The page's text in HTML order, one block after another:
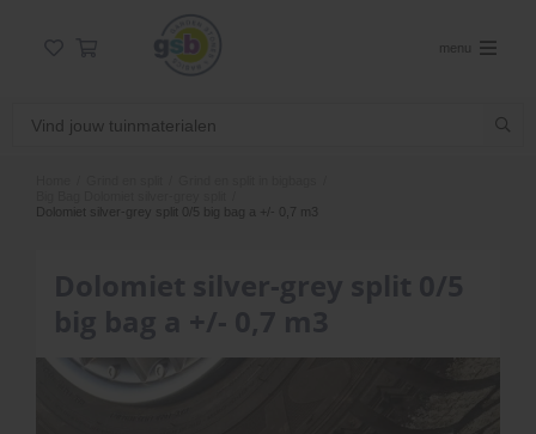
menu
Dolomiet silver-grey split 0/5 big bag a +/- 0,7 m3